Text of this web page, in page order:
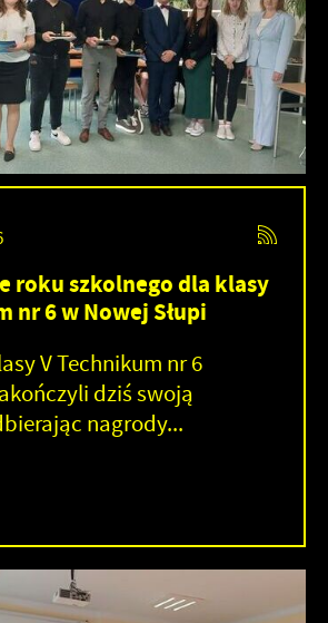
roku szkolnego dla klasy
nr 6 w Nowej Słupi
V Technikum nr 6
dziś swoją
nagrody...